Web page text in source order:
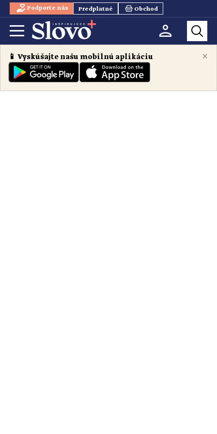
Podporte nás Predplatné Obchod
×
📱 Vyskúšajte našu mobilnú aplikáciu